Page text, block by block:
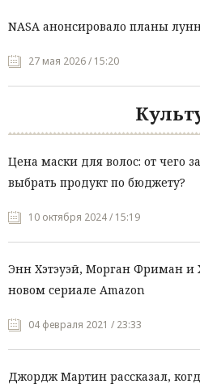
NASA анонсировало планы
27 мая 2026 / 15:20
Цена маски для волос: от чего
выбрать продукт по бюджету?
10 октября 2024 / 15:19
Энн Хэтэуэй, Морган Фриман и
новом сериале Amazon
04 февраля 2021 / 23:33
Джордж Мартин рассказал,